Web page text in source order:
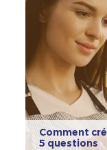
Comment
5 questions